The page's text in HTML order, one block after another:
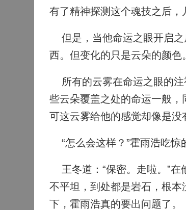
有了精神探测这个魂技之后，
但是，当他命运之眼开启之
西。但变化的只是云朵的颜色。
所有的云雾在命运之眼的注
些云朵覆盖之处的命运一般，
可这云雾给他的感觉却像是没
“怎么会这样？”霍雨浩吃惊
王冬道：“保密。走啦。”在
不平坦，到处都是岩石，根
下，霍雨浩真的要出问题了。